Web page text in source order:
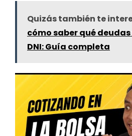
Quizás también te
cómo saber qué
DNI: Guía completa